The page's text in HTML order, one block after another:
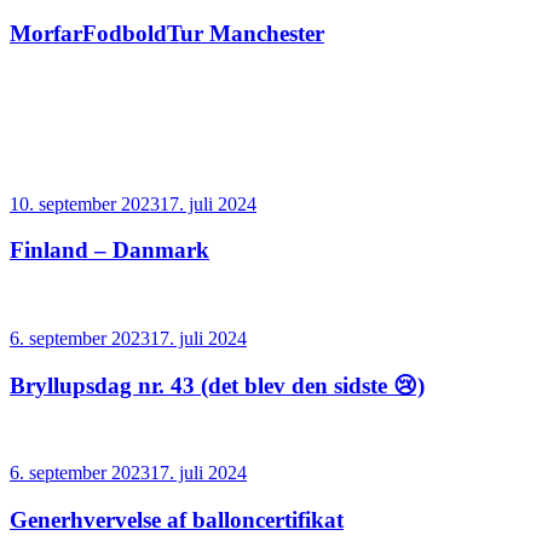
MorfarFodboldTur Manchester
Udgivet
10. september 202317. juli 2024
Finland – Danmark
Udgivet
6. september 202317. juli 2024
Bryllupsdag nr. 43 (det blev den sidste 😢)
Udgivet
6. september 202317. juli 2024
Generhvervelse af balloncertifikat